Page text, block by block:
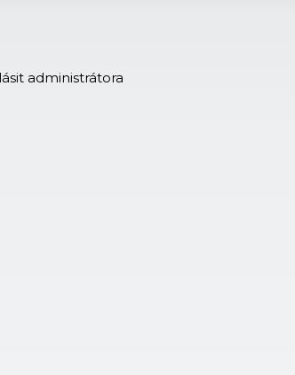
administrátora